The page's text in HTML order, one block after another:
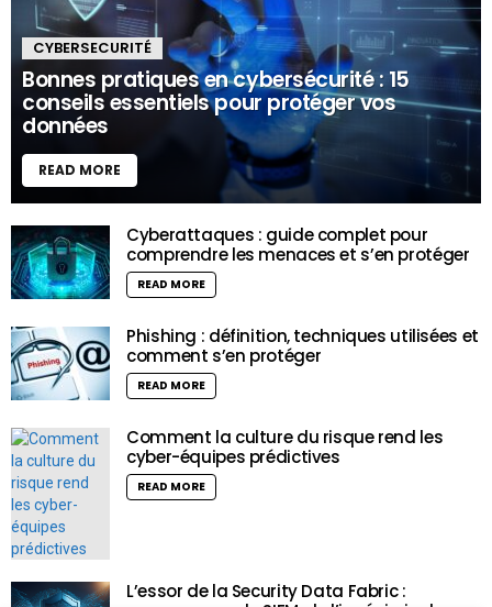
CYBERSECURITÉ
Bonnes pratiques en cybersécurité : 15
conseils essentiels pour protéger vos
données
READ MORE
Cyberattaques : guide complet pour
comprendre les menaces et s’en protéger
READ MORE
Phishing : définition, techniques utilisées et
comment s’en protéger
READ MORE
Comment la culture du risque rend les
cyber-équipes prédictives
READ MORE
L’essor de la Security Data Fabric :